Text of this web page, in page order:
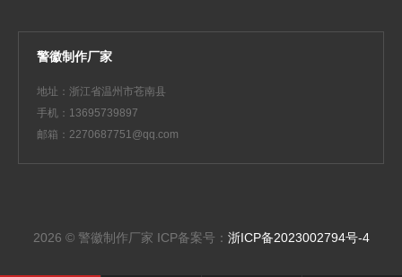
警徽制作厂家
地址：浙江省温州市苍南县
手机：13695739897
邮箱：2270687751@qq.com
2026 © 警徽制作厂家 ICP备案号： 浙ICP备2023002794号-4